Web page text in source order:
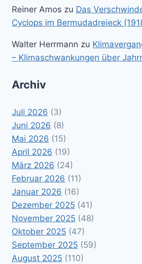
Reiner Amos zu Das
Cyclops im Bermudadreieck
Walter Herrmann zu
– Klimaschwankungen über
Archiv
Juli 2026 (3)
Juni 2026 (8)
Mai 2026 (15)
April 2026 (19)
März 2026 (24)
Februar 2026 (11)
Januar 2026 (16)
Dezember 2025 (41)
November 2025 (48)
Oktober 2025 (47)
September 2025 (59)
August 2025 (110)